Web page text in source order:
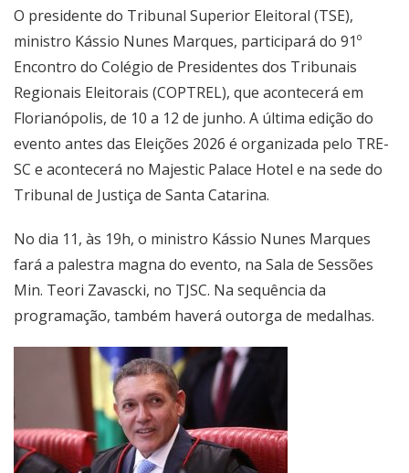
O presidente do Tribunal Superior Eleitoral (TSE),
ministro Kássio Nunes Marques, participará do 91º
Encontro do Colégio de Presidentes dos Tribunais
Regionais Eleitorais (COPTREL), que acontecerá em
Florianópolis, de 10 a 12 de junho. A última edição do
evento antes das Eleições 2026 é organizada pelo TRE-
SC e acontecerá no Majestic Palace Hotel e na sede do
Tribunal de Justiça de Santa Catarina.
No dia 11, às 19h, o ministro Kássio Nunes Marques
fará a palestra magna do evento, na Sala de Sessões
Min. Teori Zavascki, no TJSC. Na sequência da
programação, também haverá outorga de medalhas.